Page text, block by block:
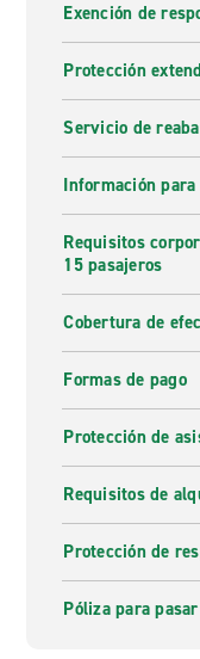
Exención de
Protección
Servicio de
Información
Requisitos
15 pasajeros
Cobertura de
Formas de pago
Protección de
Requisitos de
Protección de
Póliza para